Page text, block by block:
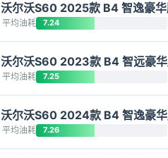
沃尔沃S60 2025款 B4 智逸豪
平均油耗 7.24
沃尔沃S60 2023款 B4 智远豪
平均油耗 7.25
沃尔沃S60 2024款 B4 智逸豪
平均油耗 7.26